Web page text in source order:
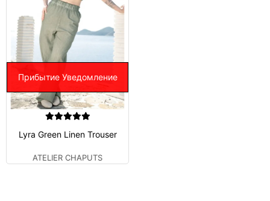
Прибытие Уведомление
Lyra Green Linen Trouser
ATELIER CHAPUTS